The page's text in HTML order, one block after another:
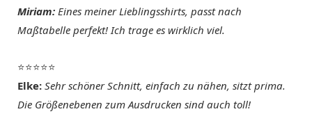
Miriam: Eines meiner Lieblingsshirts, passt nach
Maßtabelle perfekt! Ich trage es wirklich viel.
⭐️⭐️⭐️⭐️⭐️
Elke: Sehr schöner Schnitt, einfach zu nähen, sitzt prima.
Die Größenebenen zum Ausdrucken sind auch toll!